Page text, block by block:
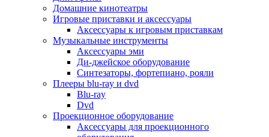
Для крупной бытовой техники
Для кухонной техники
Для медицинского оборудования
Для микроволновок
Для пылесосов
Для техники по уходу за одеждой
Для техники по уходу за собой
Для фильтров воды
Дополнительные принадлежности
Телевизоры и аксессуары
Телевизоры
Аксессуары для телевизоров
Домашние кинотеатры
Игровые приставки и аксессуары
Аксессуары к игровым приставкам
Музыкальные инструменты
Аксессуары эми
Ди-джейское оборудование
Синтезаторы, фортепиано, рояли
Плееры blu-ray и dvd
Blu-ray
Dvd
Проекционное оборудование
Аксессуары для проекционного